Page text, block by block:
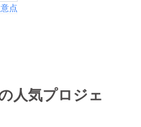
点
人気プロジェ